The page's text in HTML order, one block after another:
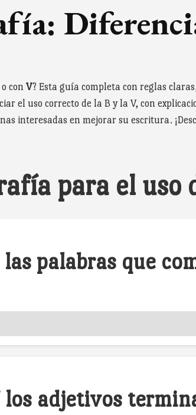
o con V? Esta guía completa con reglas
el uso correcto de la B y la V, con
interesadas en mejorar su escritura.
para el uso
las palabras que
los adjetivos